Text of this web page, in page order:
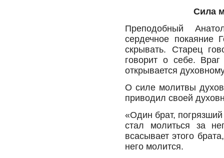
Сила
Преподобный
сердечное покаяние
скрывать. Старец
говорит о себе.
открывается
О силе молитвы
приводил своей
«Один брат,
стал молиться за
всасывает этого
него молится.